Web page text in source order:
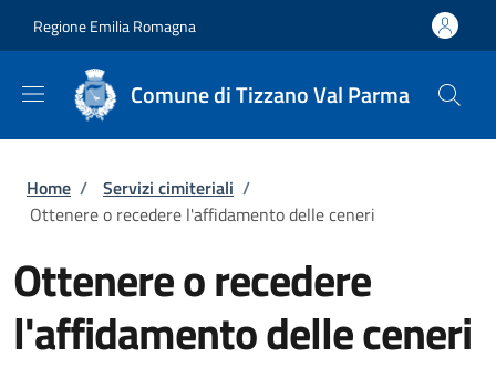
Regione Emilia Romagna
Comune di Tizzano Val Parma
Briciole di pane
Home / Servizi cimiteriali /
Ottenere o recedere l'affidamento delle ceneri
Ottenere o recedere
l'affidamento delle ceneri